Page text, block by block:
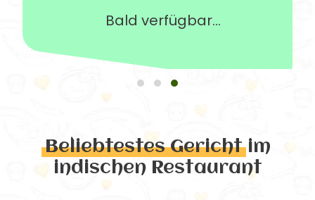
Bald verfügbar...
Beliebtestes Gerichtim
indischen Restaurant